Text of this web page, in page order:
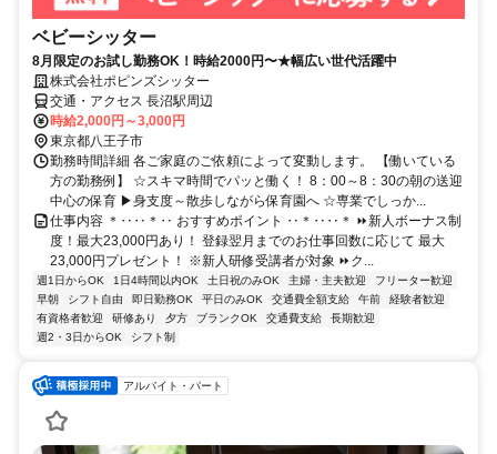
ベビーシッター
8月限定のお試し勤務OK！時給2000円〜★幅広い世代活躍中
株式会社ポピンズシッター
交通・アクセス 長沼駅周辺
時給2,000円～3,000円
東京都八王子市
勤務時間詳細 各ご家庭のご依頼によって変動します。 【働いている
方の勤務例】 ☆スキマ時間でパッと働く！ 8：00～8：30の朝の送迎
中心の保育 ▶身支度～散歩しながら保育園へ ☆専業でしっか...
仕事内容 ＊‥‥＊‥ おすすめポイント ‥＊‥‥＊ ⏩新人ボーナス制
度！最大23,000円あり！ 登録翌月までのお仕事回数に応じて 最大
23,000円プレゼント！ ※新人研修受講者が対象 ⏩ク...
週1日からOK 1日4時間以内OK 土日祝のみOK 主婦・主夫歓迎
フリーター歓迎
早朝
シフト自由 即日勤務OK 平日のみOK 交通費全額支給 午前
経験者歓迎
有資格者歓迎
研修あり 夕方 ブランクOK 交通費支給
長期歓迎
週2・3日からOK
シフト制
アルバイト・パート